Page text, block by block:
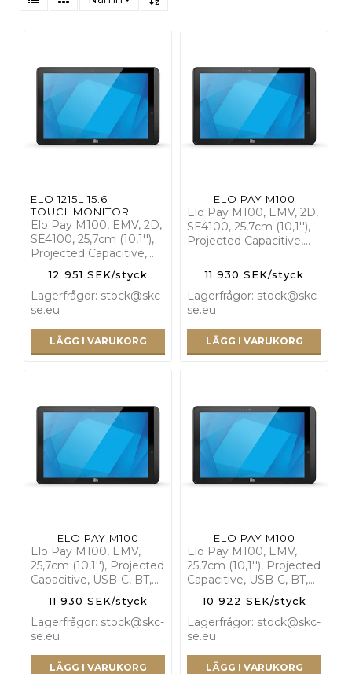
ELO 1215L 15.6
TOUCHMONITOR
Elo Pay M100, EMV, 2D,
SE4100, 25,7cm (10,1''),
Projected Capacitive,…
12 951 SEK/styck
Lagerfrågor: stock@skc-
se.eu
LÄGG I VARUKORG
ELO PAY M100
Elo Pay M100, EMV, 2D,
SE4100, 25,7cm (10,1''),
Projected Capacitive,…
11 930 SEK/styck
Lagerfrågor: stock@skc-
se.eu
LÄGG I VARUKORG
ELO PAY M100
Elo Pay M100, EMV,
25,7cm (10,1''), Projected
Capacitive, USB-C, BT,…
11 930 SEK/styck
Lagerfrågor: stock@skc-
se.eu
LÄGG I VARUKORG
ELO PAY M100
Elo Pay M100, EMV,
25,7cm (10,1''), Projected
Capacitive, USB-C, BT,…
10 922 SEK/styck
Lagerfrågor: stock@skc-
se.eu
LÄGG I VARUKORG